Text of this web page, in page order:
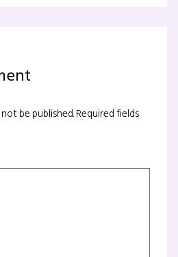
be published.Required fields